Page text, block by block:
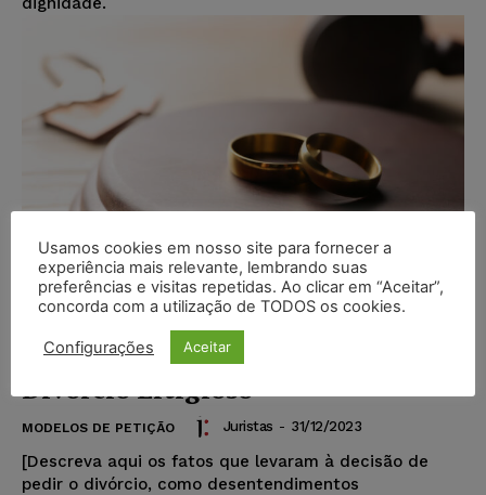
Modelo de Petição – Ação de
Divórcio Litigioso
MODELOS DE PETIÇÃO Juristas - 31/12/2023
[Descreva aqui os fatos que levaram à decisão de
pedir o divórcio, como desentendimentos
Usamos cookies em nosso site para fornecer a
experiência mais relevante, lembrando suas
preferências e visitas repetidas. Ao clicar em “Aceitar”,
concorda com a utilização de TODOS os cookies.
Configurações Aceitar